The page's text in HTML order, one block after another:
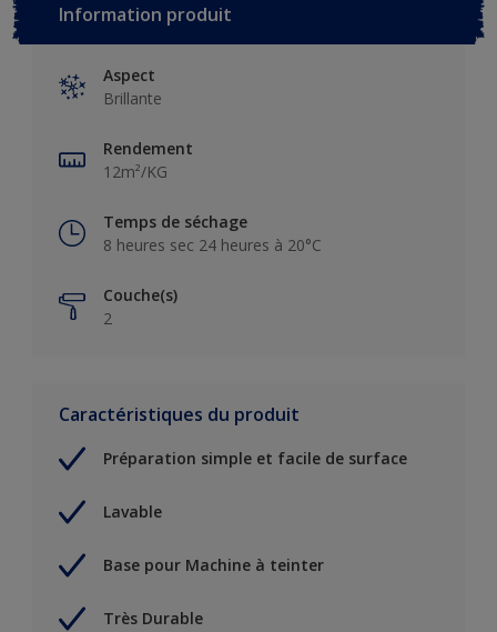
Information produit
Aspect
Brillante
Rendement
12m²/KG
Temps de séchage
8 heures sec 24 heures à 20°C
Couche(s)
2
Caractéristiques du produit
Préparation simple et facile de surface
Lavable
Base pour Machine à teinter
Très Durable